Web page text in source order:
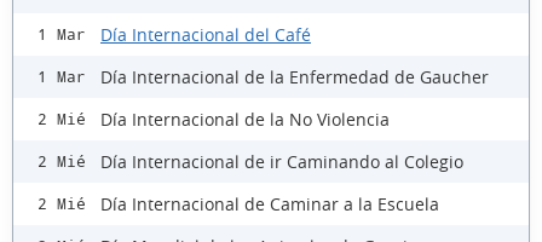
1 Mar Día Internacional del Café
1 Mar Día Internacional de la Enfermedad de Gaucher
2 Mié Día Internacional de la No Violencia
2 Mié Día Internacional de ir Caminando al Colegio
2 Mié Día Internacional de Caminar a la Escuela